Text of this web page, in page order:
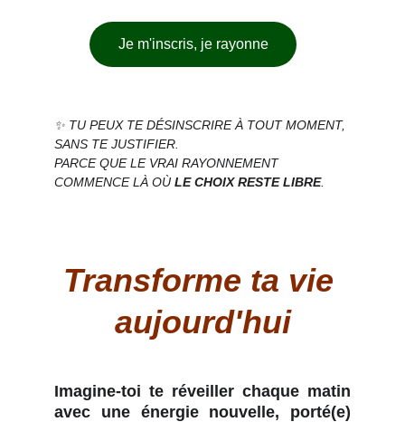
Je m'inscris, je rayonne
✨ TU PEUX TE DÉSINSCRIRE À TOUT MOMENT,
SANS TE JUSTIFIER.
PARCE QUE LE VRAI RAYONNEMENT
COMMENCE LÀ OÙ LE CHOIX RESTE LIBRE.
Transforme ta vie
aujourd'hui
Imagine-toi te réveiller chaque matin
avec une énergie nouvelle, porté(e)